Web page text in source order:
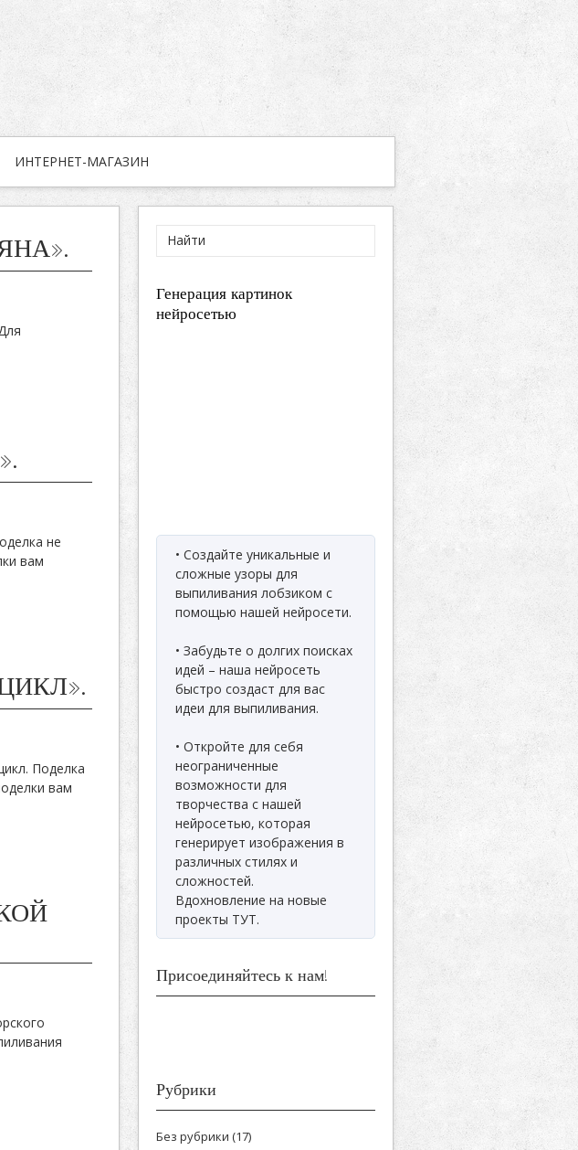
ИНТЕРНЕТ-МАГАЗИН
не
вам
Поделка
вам
Генерация картинок
нейросетью
• Создайте уникальные и
сложные узоры для
выпиливания лобзиком с
помощью нашей нейросети.
• Забудьте о долгих поисках
идей – наша нейросеть
быстро создаст для вас
идеи для выпиливания.
• Откройте для себя
неограниченные
возможности для
творчества с нашей
нейросетью, которая
генерирует изображения в
различных стилях и
сложностей.
Вдохновление на новые
проекты ТУТ.
Присоединяйтесь к нам!
Рубрики
Без рубрики (17)